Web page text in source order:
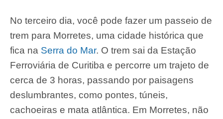
No terceiro dia, você pode fazer um passeio de
trem para Morretes, uma cidade histórica que
fica na Serra do Mar. O trem sai da Estação
Ferroviária de Curitiba e percorre um trajeto de
cerca de 3 horas, passando por paisagens
deslumbrantes, como pontes, túneis,
cachoeiras e mata atlântica. Em Morretes, não